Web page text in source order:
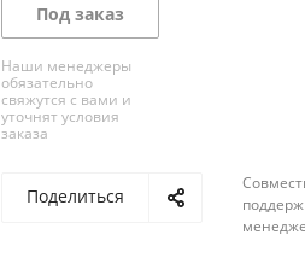
Под заказ
Наши менеджеры
обязательно
свяжутся с вами и
уточнят условия
заказа
Поделиться